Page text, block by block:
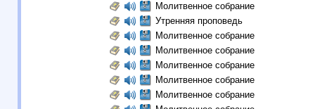
Молитвенное собрание
Утренняя проповедь
Молитвенное собрание
Молитвенное собрание
Молитвенное собрание
Молитвенное собрание
Молитвенное собрание